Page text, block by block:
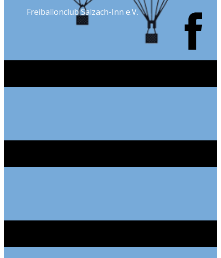
Freiballonclub Salzach-Inn e.V.